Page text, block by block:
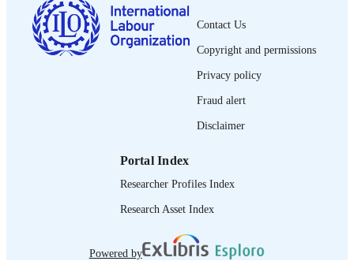
DOI https://doi.org/10.1111/ILRS.12056
LANGUAGE Spanish
journal article
995219547502676
Contact Us
Copyright and permissions
Privacy policy
Fraud alert
Disclaimer
Portal Index
Researcher Profiles Index
Research Asset Index
Powered by